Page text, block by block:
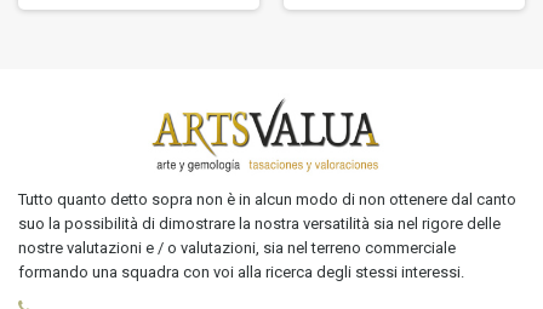
Tutto quanto detto sopra non è in alcun modo di non ottenere dal canto
suo la possibilità di dimostrare la nostra versatilità sia nel rigore delle
nostre valutazioni e / o valutazioni, sia nel terreno commerciale
formando una squadra con voi alla ricerca degli stessi interessi.